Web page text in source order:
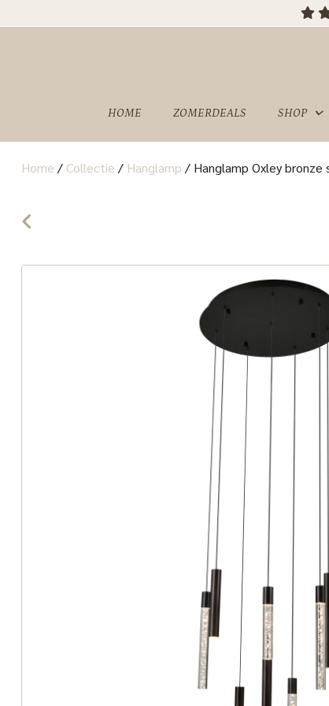
HOME ZOMERDEALS SHOP
SHOWROOM
Home / Collectie / Hanglamp / Hanglamp Oxley